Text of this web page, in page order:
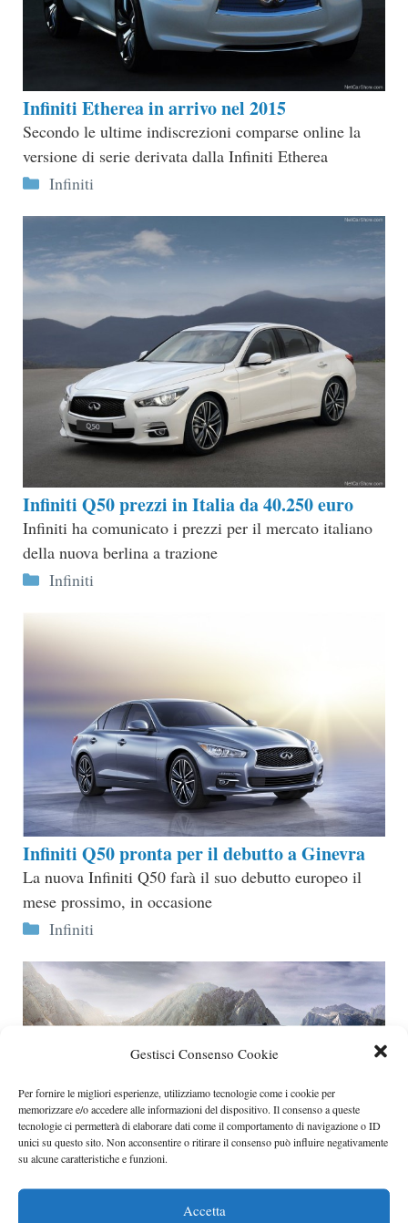
Gestisci Consenso Cookie
Per fornire le migliori esperienze, utilizziamo tecnologie come i cookie per
memorizzare e/o accedere alle informazioni del dispositivo. Il consenso a queste
tecnologie ci permetterà di elaborare dati come il comportamento di navigazione o ID
unici su questo sito. Non acconsentire o ritirare il consenso può influire negativamente
su alcune caratteristiche e funzioni.
Accetta
Infiniti Etherea in arrivo nel 2015
Secondo le ultime indiscrezioni comparse online la
versione di serie derivata dalla Infiniti Etherea
Categorie
Infiniti
Infiniti Q50 prezzi in Italia da 40.250 euro
Infiniti ha comunicato i prezzi per il mercato italiano
della nuova berlina a trazione
Categorie
Infiniti
Infiniti Q50 pronta per il debutto a Ginevra
La nuova Infiniti Q50 farà il suo debutto europeo il
mese prossimo, in occasione
Categorie
Infiniti
Infiniti Q50 prime foto ufficiali
Proprio pochi giorni fa sono state rilasciate le prime